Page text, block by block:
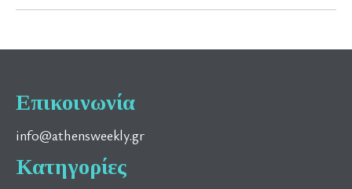
Επικοινωνία
info@athensweekly.gr
Κατηγορίες